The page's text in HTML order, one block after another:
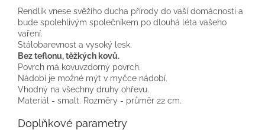
Rendlík vnese svěžího ducha přírody do vaší domácnosti a
bude spolehlivým společníkem po dlouhá léta vašeho
vaření.
Stálobarevnost a vysoký lesk.
Bez teflonu, těžkých kovů.
Povrch má kovuvzdorný povrch.
Nádobí je možné mýt v myčce nádobí.
Vhodný na všechny druhy ohřevu.
Materiál - smalt. Rozměry - průměr 22 cm.
Doplňkové parametry